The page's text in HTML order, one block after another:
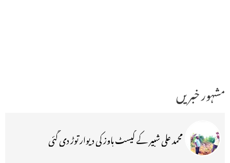
مشہور خبریں
محمد علی شبیر کے گیسٹ ہاوز کی دیوار توڑ دی گئی